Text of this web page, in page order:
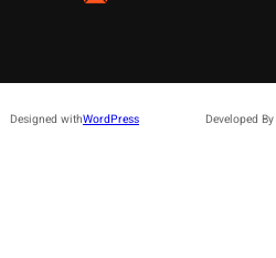
Designed withWordPress Developed By